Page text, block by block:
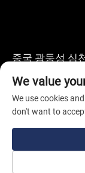
중국 광둥성 심
Copyright ©
We value
We use cookies
don't want to